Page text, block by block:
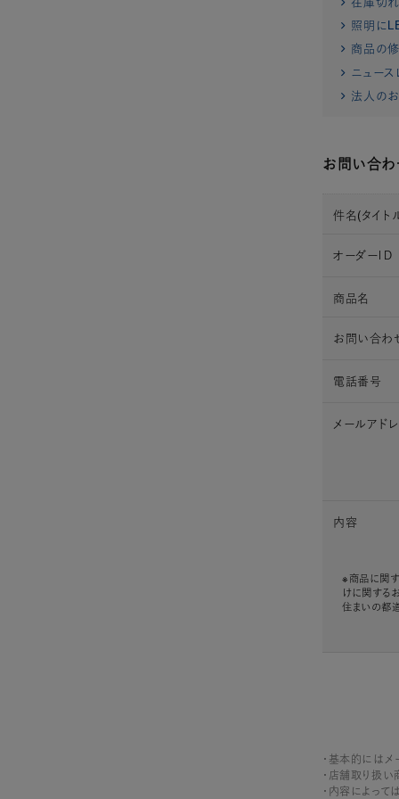
照明に
商品の
ニュース
法人の
お問い合わ
件名(タイト
オーダーＩＤ
商品名
お問い合わ
電話番号
メールアド
内容
※商品に関
けに関する
住まいの都
・基本的には
・店舗取り扱
・内容によっ